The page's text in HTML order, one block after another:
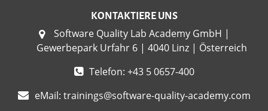
KONTAKTIERE UNS
Software Quality Lab Academy GmbH |
Gewerbepark Urfahr 6 | 4040 Linz | Österreich
Telefon: +43 5 0657-400
eMail: trainings@software-quality-academy.com